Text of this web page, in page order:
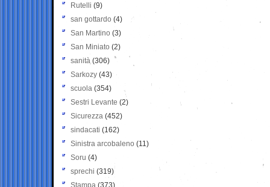
Rutelli (9)
san gottardo (4)
San Martino (3)
San Miniato (2)
sanità (306)
Sarkozy (43)
scuola (354)
Sestri Levante (2)
Sicurezza (452)
sindacati (162)
Sinistra arcobaleno (11)
Soru (4)
sprechi (319)
Stampa (373)